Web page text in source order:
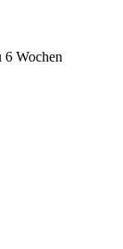
6 Wochen